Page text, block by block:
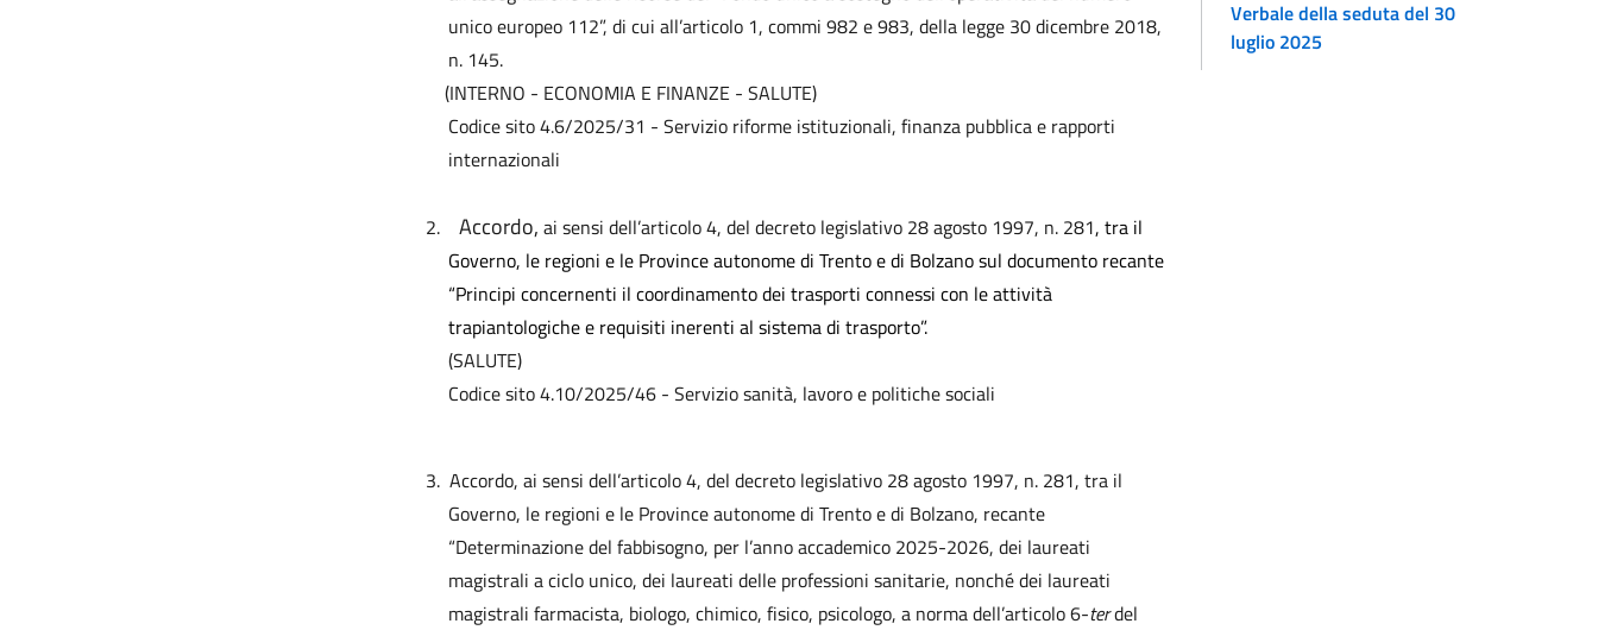
unico europeo 112”, di cui all’articolo 1, commi 982 e 983, della legge 30 dicembre 2018,
n. 145.
(INTERNO - ECONOMIA E FINANZE - SALUTE)
Codice sito 4.6/2025/31 - Servizio riforme istituzionali, finanza pubblica e rapporti
internazionali
2. Accordo, ai sensi dell’articolo 4, del decreto legislativo 28 agosto 1997, n. 281, tra il
Governo, le regioni e le Province autonome di Trento e di Bolzano sul documento recante
“Principi concernenti il coordinamento dei trasporti connessi con le attività
trapiantologiche e requisiti inerenti al sistema di trasporto”.
(SALUTE)
Codice sito 4.10/2025/46 - Servizio sanità, lavoro e politiche sociali
3. Accordo, ai sensi dell’articolo 4, del decreto legislativo 28 agosto 1997, n. 281, tra il
Governo, le regioni e le Province autonome di Trento e di Bolzano, recante
“Determinazione del fabbisogno, per l’anno accademico 2025-2026, dei laureati
magistrali a ciclo unico, dei laureati delle professioni sanitarie, nonché dei laureati
magistrali farmacista, biologo, chimico, fisico, psicologo, a norma dell’articolo 6-terdel
Verbale della seduta del 30
luglio 2025